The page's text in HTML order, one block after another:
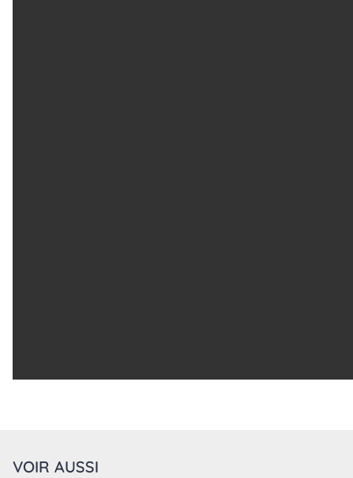
VOIR AUSSI